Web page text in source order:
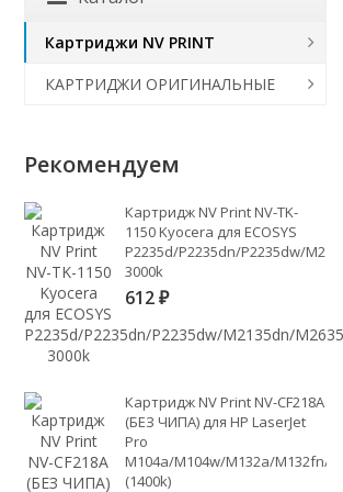
Картриджи NV PRINT
КАРТРИДЖИ ОРИГИНАЛЬНЫЕ
Рекомендуем
Картридж NV Print NV-TK-
1150 Kyocera для ECOSYS
P2235d/P2235dn/P2235dw/
3000k
612 ₽
Картридж NV Print NV-CF218A
(БЕЗ ЧИПА) для HP LaserJet
Pro
M104a/M104w/M132a/M132fn/
(1400k)